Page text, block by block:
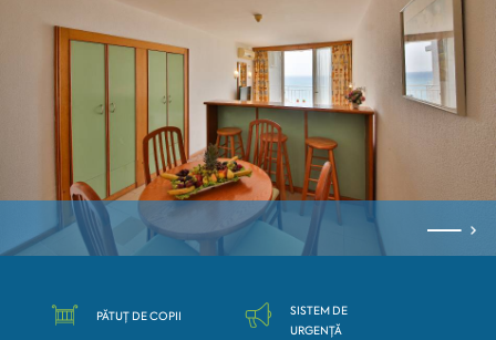
PĂTUȚ DE COPII
SISTEM DE
URGENȚĂ